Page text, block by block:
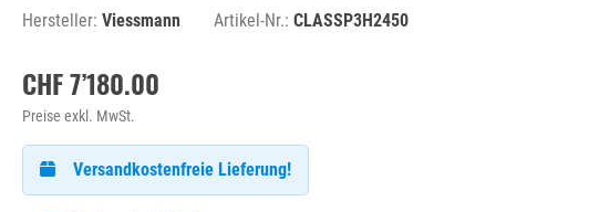
Hersteller:Viessmann Artikel-Nr.:CLASSP3H2450
CHF 7’180.00
Preise exkl. MwSt.
Versandkostenfreie Lieferung!